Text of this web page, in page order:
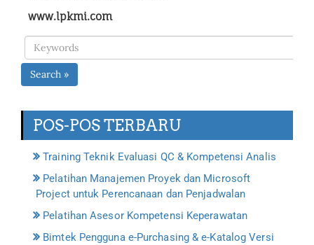
www.lpkmi.com
Search »
POS-POS TERBARU
Training Teknik Evaluasi QC & Kompetensi Analis
Pelatihan Manajemen Proyek dan Microsoft
Project untuk Perencanaan dan Penjadwalan
Pelatihan Asesor Kompetensi Keperawatan
Bimtek Pengguna e-Purchasing & e-Katalog Versi